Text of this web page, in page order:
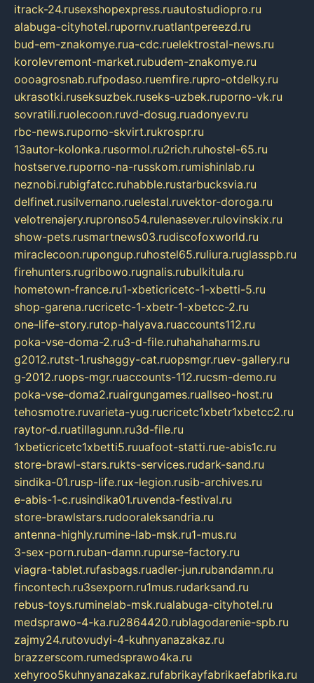
itrack-24.rusexshopexpress.ruautostudiopro.ru
alabuga-cityhotel.rupornv.ruatlantpereezd.ru
bud-em-znakomye.rua-cdc.ruelektrostal-news.ru
korolevremont-market.rubudem-znakomye.ru
oooagrosnab.rufpodaso.ruemfire.rupro-otdelky.ru
ukrasotki.ruseksuzbek.ruseks-uzbek.ruporno-vk.ru
sovratili.ruolecoon.ruvd-dosug.ruadonyev.ru
rbc-news.ruporno-skvirt.rukrospr.ru
13autor-kolonka.rusormol.ru2rich.ruhostel-65.ru
hostserve.ruporno-na-russkom.rumishinlab.ru
neznobi.rubigfatcc.ruhabble.rustarbucksvia.ru
delfinet.rusilvernano.ruelestal.ruvektor-doroga.ru
velotrenajery.rupronso54.rulenasever.rulovinskix.ru
show-pets.rusmartnews03.rudiscofoxworld.ru
miraclecoon.rupongup.ruhostel65.ruliura.ruglasspb.ru
firehunters.rugribowo.rugnalis.rubulkitula.ru
hometown-france.ru1-xbeticricetc-1-xbetti-5.ru
shop-garena.rucricetc-1-xbetr-1-xbetcc-2.ru
one-life-story.rutop-halyava.ruaccounts112.ru
poka-vse-doma-2.ru3-d-file.ruhahahaharms.ru
g2012.rutst-1.rushaggy-cat.ruopsmgr.ruev-gallery.ru
g-2012.ruops-mgr.ruaccounts-112.rucsm-demo.ru
poka-vse-doma2.ruairgungames.ruallseo-host.ru
tehosmotre.ruvarieta-yug.rucricetc1xbetr1xbetcc2.ru
raytor-d.ruatillagunn.ru3d-file.ru
1xbeticricetc1xbetti5.ruuafoot-statti.rue-abis1c.ru
store-brawl-stars.rukts-services.rudark-sand.ru
sindika-01.rusp-life.rux-legion.rusib-archives.ru
e-abis-1-c.rusindika01.ruvenda-festival.ru
store-brawlstars.rudooraleksandria.ru
antenna-highly.rumine-lab-msk.ru1-mus.ru
3-sex-porn.ruban-damn.rupurse-factory.ru
viagra-tablet.rufasbags.ruadler-jun.rubandamn.ru
fincontech.ru3sexporn.ru1mus.rudarksand.ru
rebus-toys.ruminelab-msk.rualabuga-cityhotel.ru
medsprawo-4-ka.ru2864420.rublagodarenie-spb.ru
zajmy24.rutovudyi-4-kuhnyanazakaz.ru
brazzerscom.rumedsprawo4ka.ru
xehyroo5kuhnyanazakaz.rufabrikayfabrikaefabrika.ru